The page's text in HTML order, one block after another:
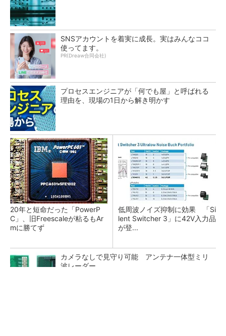
SNSアカウントを着実に成長。実はみんなココ
使ってます。
PR(Dreaw合同会社)
プロセスエンジニアが「何でも屋」と呼ばれる
理由を、現場の1日から解き明かす
20年と短命だった「PowerP
C」、旧Freescaleが粘るもAr
mに勝てず
低周波ノイズ抑制に効果 「Si
lent Switcher 3」に42V入力品
が登...
カメラなしで見守り可能 アンテナ一体型ミリ
波レーダー